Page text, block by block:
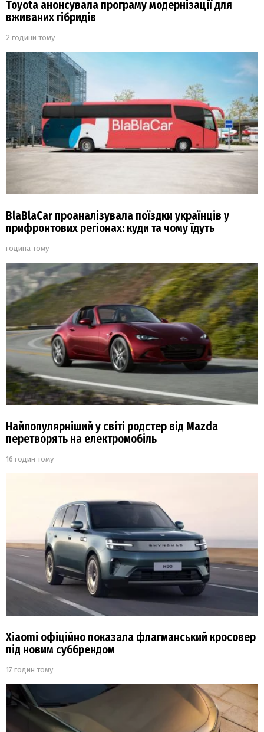
Toyota анонсувала програму модернізації для
вживаних гібридів
2 години тому
BlaBlaCar проаналізувала поїздки українців у
прифронтових регіонах: куди та чому їдуть
година тому
Найпопулярніший у світі родстер від Mazda
перетворять на електромобіль
16 годин тому
Xiaomi офіційно показала флагманський кросовер
під новим суббрендом
17 годин тому